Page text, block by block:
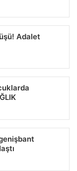
Adalet